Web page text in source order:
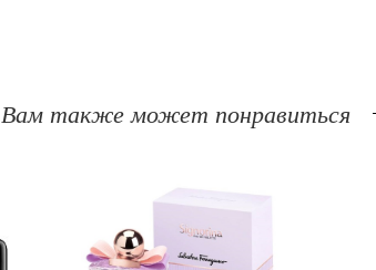
Вам также может понравиться